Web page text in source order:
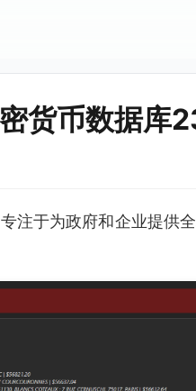
货币数据库
注于为政府和企业提供